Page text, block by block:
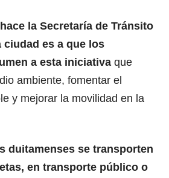
la Secretaría de Tránsito
ciudad es a que los
a esta iniciativa que
ambiente, fomentar el
y mejorar la movilidad en la
duitamenses se transporten
en transporte público o